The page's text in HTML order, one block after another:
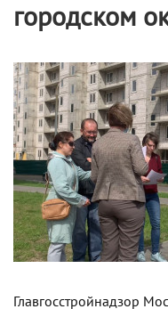
городском
Главгосстройнадзор